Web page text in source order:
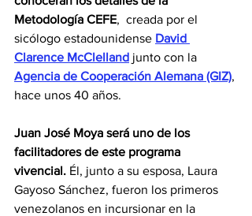
Metodología CEFE,  creada por el
sicólogo estadounidense David
Clarence McClelland junto con la
Agencia de Cooperación Alemana (GIZ),
hace unos 40 años.
Juan José Moya será uno de los
facilitadores de este programa
vivencial. Él, junto a su esposa, Laura
Gayoso Sánchez, fueron los primeros
venezolanos en incursionar en la